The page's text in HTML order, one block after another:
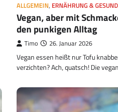
ALLGEMEIN, ERNÄHRUNG &
Vegan, aber mit
den punkigen Alltag
Timo 26. Januar 2026
Vegan essen heißt nur Tofu
verzichten? Ach, quatsch! Die